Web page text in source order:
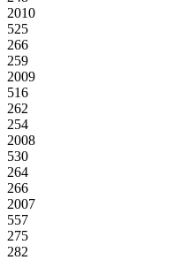
2010
525
266
259
2009
516
262
254
2008
530
264
266
2007
557
275
282